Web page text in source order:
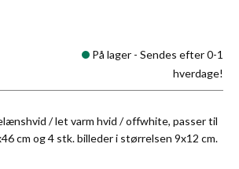
/ let varm hvid / offwhite, passer til
cm og 4 stk. billeder i størrelsen 9x12 cm.
På lager - Sendes efter 0-1
hverdage!